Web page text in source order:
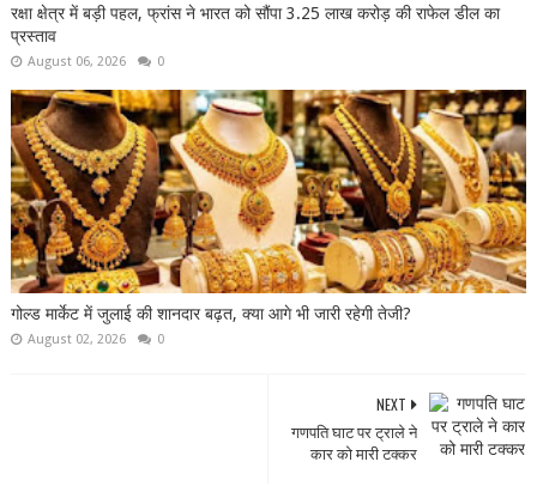
रक्षा क्षेत्र में बड़ी पहल, फ्रांस ने भारत को सौंपा 3.25 लाख करोड़ की राफेल डील का
प्रस्ताव
August 06, 2026 0
गोल्ड मार्केट में जुलाई की शानदार बढ़त, क्या आगे भी जारी रहेगी तेजी?
August 02, 2026 0
NEXT
गणपति घाट पर ट्राले ने
कार को मारी टक्कर